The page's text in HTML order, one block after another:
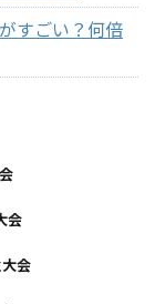
すごい？何倍
会
会